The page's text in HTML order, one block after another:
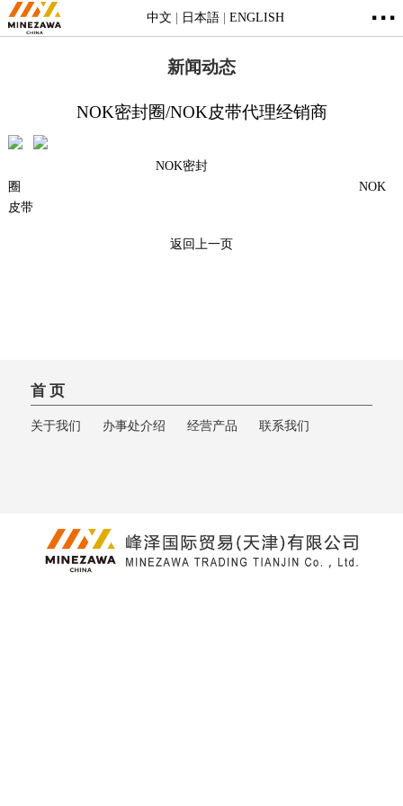
中文 日本語 ENGLISH ···
新闻动态
NOK密封圈/NOK皮带代理经销商
NOK密封
圈 NOK
皮带
返回上一页
首 页
关于我们 办事处介绍 经营产品 联系我们